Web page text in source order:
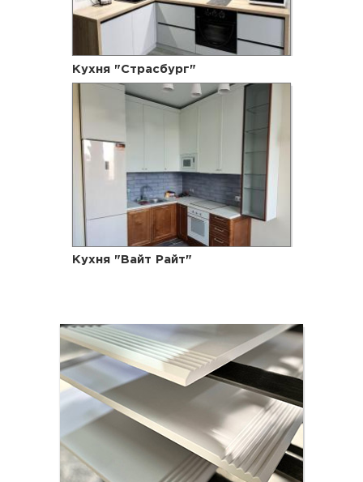
Кухня "Страсбург"
Кухня "Вайт Райт"